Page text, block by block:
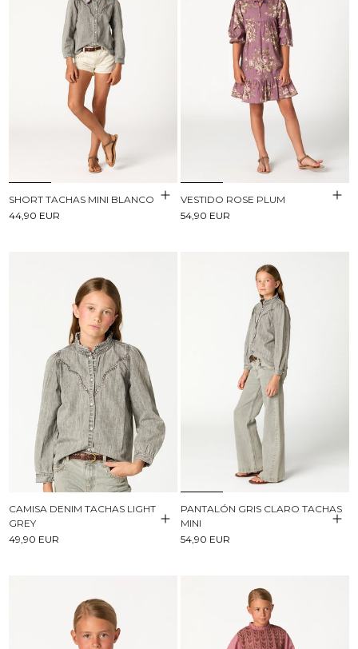
SHORT TACHAS MINI BLANCO
44,90 EUR
VESTIDO ROSE PLUM
54,90 EUR
CAMISA DENIM TACHAS LIGHT
GREY
49,90 EUR
PANTALÓN GRIS CLARO TACHAS
MINI
54,90 EUR